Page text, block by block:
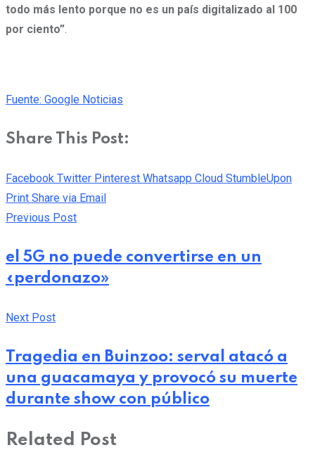
todo más lento porque no es un país digitalizado al 100
por ciento”.
Fuente: Google Noticias
Share This Post:
Facebook Twitter Pinterest Whatsapp Cloud StumbleUpon
Print Share via Email
Previous Post
el 5G no puede convertirse en un
«perdonazo»
Next Post
Tragedia en Buinzoo: serval atacó a
una guacamaya y provocó su muerte
durante show con público
Related Post